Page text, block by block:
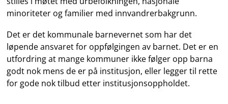
minoriteter og familier med innvandrerbakgrunn.
Det er det kommunale barnevernet som har det
løpende ansvaret for oppfølgingen av barnet. Det er en
utfordring at mange kommuner ikke følger opp barna
godt nok mens de er på institusjon, eller legger til rette
for gode nok tilbud etter institusjonsoppholdet.